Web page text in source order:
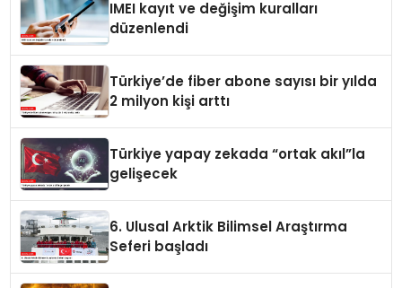
IMEI kayıt ve değişim kuralları
düzenlendi
Türkiye’de fiber abone sayısı bir yılda
2 milyon kişi arttı
Türkiye yapay zekada “ortak akıl”la
gelişecek
6. Ulusal Arktik Bilimsel Araştırma
Seferi başladı